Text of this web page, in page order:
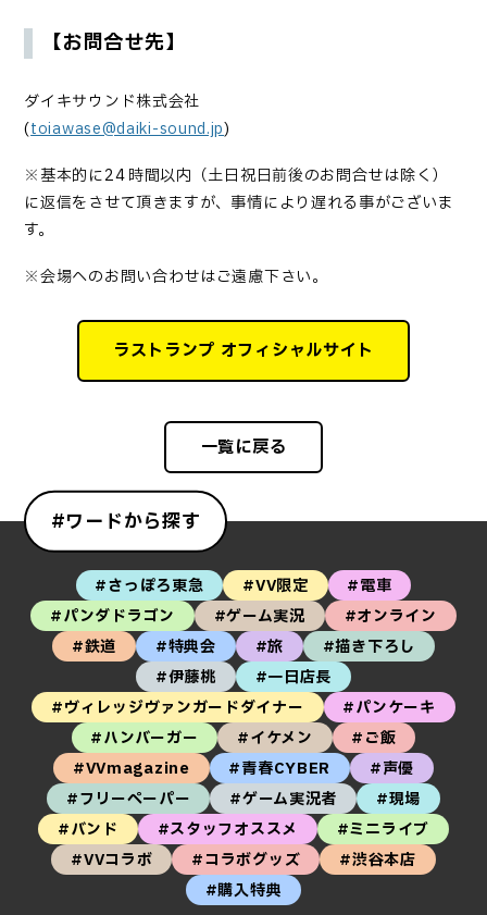
【お問合せ先】
ダイキサウンド株式会社
(toiawase@daiki-sound.jp)
※基本的に24 時間以内（土日祝日前後のお問合せは除く）
に返信をさせて頂きますが、事情により遅れる事がございま
す。
※会場へのお問い合わせはご遠慮下さい。
ラストランプ オフィシャルサイト
一覧に戻る
#ワードから探す
#さっぽろ東急 #VV限定
#電車
#パンダドラゴン
#ゲーム実況
#オンライン
#鉄道
#特典会 #旅
#描き下ろし
#伊藤桃
#一日店長
#ヴィレッジヴァンガードダイナー
#パンケーキ
#ハンバーガー
#イケメン
#ご飯
#VVmagazine
#青春CYBER
#声優
#フリーペーパー
#ゲーム実況者
#現場
#バンド
#スタッフオススメ
#ミニライブ
#VVコラボ
#コラボグッズ
#渋谷本店
#購入特典